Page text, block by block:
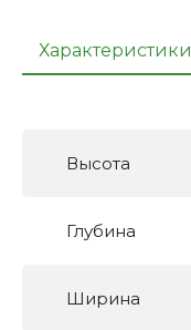
Характеристики
Высота
Глубина
Ширина